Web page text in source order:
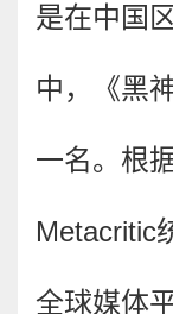
是在中国
中，《黑
一名。根
Metacritic
全球媒体